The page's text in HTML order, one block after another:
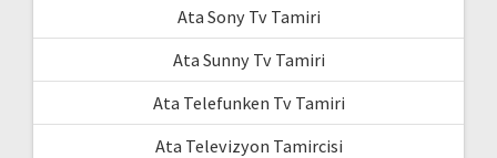
Ata Sony Tv Tamiri
Ata Sunny Tv Tamiri
Ata Telefunken Tv Tamiri
Ata Televizyon Tamircisi